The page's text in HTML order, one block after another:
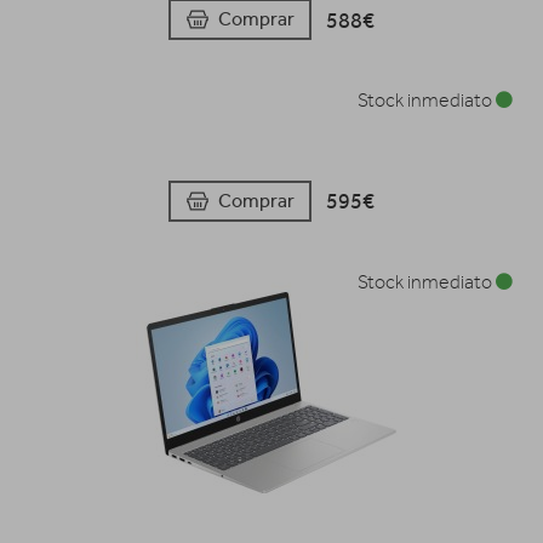
Comprar 588€
Comprar 595€
Stock inmediato
Stock inmediato